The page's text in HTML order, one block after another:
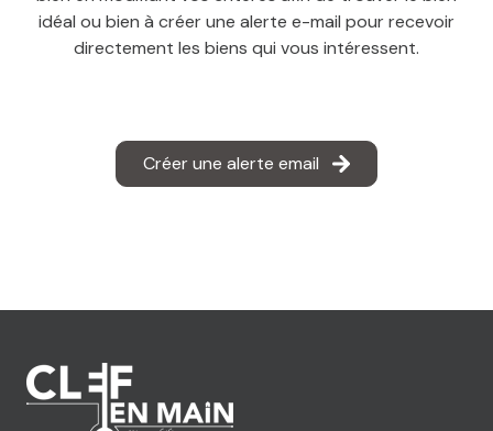
idéal ou bien à créer une alerte e-mail pour recevoir
directement les biens qui vous intéressent.
Créer une alerte email